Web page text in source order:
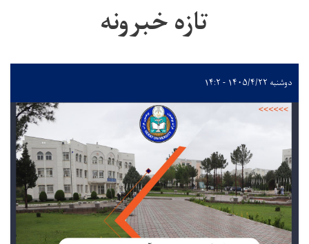
تازه خبرونه
دوشنبه ۱۴۰۵/۴/۲۲ - ۱۴:۲